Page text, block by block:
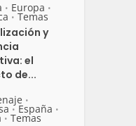
• Europa •
• Temas
y
el
de...
•
• España •
• Temas